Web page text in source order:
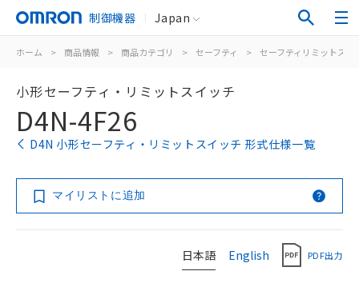
制御機器 Japan
ホーム > 商品情報 > 商品カテゴリ > セーフティ > セーフティリミットスイ
小形セーフティ・リミットスイッチ
D4N-4F26
D4N 小形セーフティ・リミットスイッチ 形式仕様一覧
マイリストに追加
日本語 English PDF出力